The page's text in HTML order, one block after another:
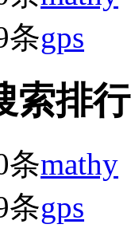
条gps
索排行
条mathy
条gps